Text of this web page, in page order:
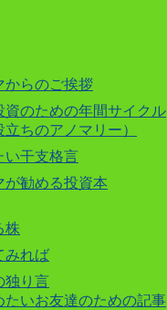
からのご挨拶
資のための年間サイクル
ちのアノマリー）
い干支格言
が勧める投資本
株
みれば
独り言
たいお友達のための記事